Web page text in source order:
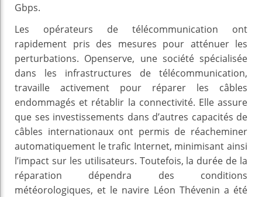
Gbps.
Les opérateurs de télécommunication ont
rapidement pris des mesures pour atténuer les
perturbations. Openserve, une société spécialisée
dans les infrastructures de télécommunication,
travaille activement pour réparer les câbles
endommagés et rétablir la connectivité. Elle assure
que ses investissements dans d’autres capacités de
câbles internationaux ont permis de réacheminer
automatiquement le trafic Internet, minimisant ainsi
l’impact sur les utilisateurs. Toutefois, la durée de la
réparation dépendra des conditions
météorologiques, et le navire Léon Thévenin a été